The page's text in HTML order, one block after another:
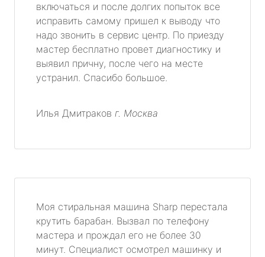
включаться и после долгих попыток все
исправить самому пришел к выводу что
надо звонить в сервис центр. По приезду
мастер бесплатно провет диагностику и
выявил причну, после чего на месте
устранил. Спасибо большое.
Илья Дмитраков г. Москва
Моя стиральная машина Sharp перестала
крутить барабан. Вызвал по телефону
мастера и прождал его не более 30
минут. Специалист осмотрел машинку и